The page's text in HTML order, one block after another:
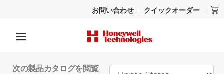
お問い合わせ クイックオーダー
次の製品カタログを閲覧